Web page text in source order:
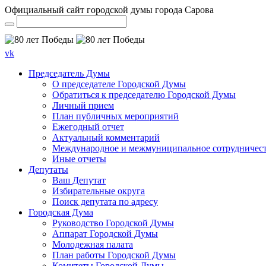
Официальный сайт городской думы города Сарова
vk
Председатель Думы
О председателе Городской Думы
Обратиться к председателю Городской Думы
Личный прием
План публичных мероприятий
Ежегодный отчет
Актуальный комментарий
Международное и межмуниципальное
Иные отчеты
Депутаты
Ваш Депутат
Избирательные округа
Поиск депутата по адресу
Городская Дума
Руководство Городской Думы
Аппарат Городской Думы
Молодежная палата
План работы Городской Думы